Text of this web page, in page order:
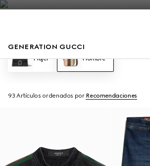
GENERATION GUCCI
Mujer Hombre
93 Artículos ordenados por Recomendaciones